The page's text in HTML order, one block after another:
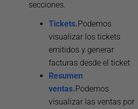
secciones.
Tickets.Podemos
visualizar los tickets
emitidos y generar
facturas desde el ticket
Resumen
ventas.Podemos
visualizar las ventas por